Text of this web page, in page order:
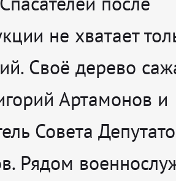
не хватает
Своё дерево
Артамонов и
Совета
Рядом